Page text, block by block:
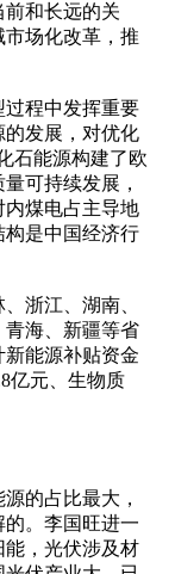
和长远的关
场化改革，推
过程中发挥重要
发展，对优化
石能源构建了欧
可持续发展，
内煤电占主导地
是中国经济行
浙江、湖南、
青海、新疆等省
新能源补贴资金
亿元、生物质
的占比最大，
。李国旺进一
，光伏涉及材